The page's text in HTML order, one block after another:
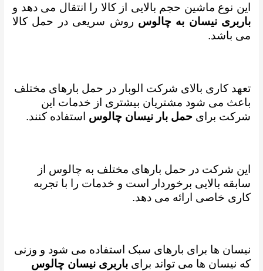
این نوع ماشین حجم بالایی از کالا را انتقال می دهد و
باربری نیسان به چالوس روش سریعی در حمل کالا
می باشد.
تعهد کاری بالای شرکت الوبار در حمل بارهای مختلف
باعث می شود مشتریان بیشتری از خدمات این
شرکت برایحمل بار نیسان چالوس استفاده کنند.
این شرکت در حمل بارهای مختلف به چالوس از
سابقه بالایی برخوردار است و خدمات را با تجربه
کاری خاصی ارائه می دهد.
نیسان ها برای بارهای سبک استفاده می شود و وزنی
که نیسان ها می تواند برایباربری نیسان چالوس